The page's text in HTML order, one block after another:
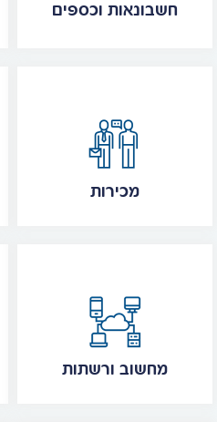
חשבונאות וכספים
מכירות
מחשוב ורשתות